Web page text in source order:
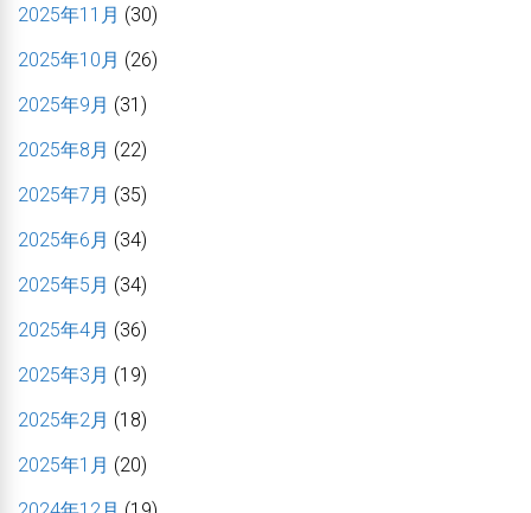
2025年11月 (30)
2025年10月 (26)
2025年9月 (31)
2025年8月 (22)
2025年7月 (35)
2025年6月 (34)
2025年5月 (34)
2025年4月 (36)
2025年3月 (19)
2025年2月 (18)
2025年1月 (20)